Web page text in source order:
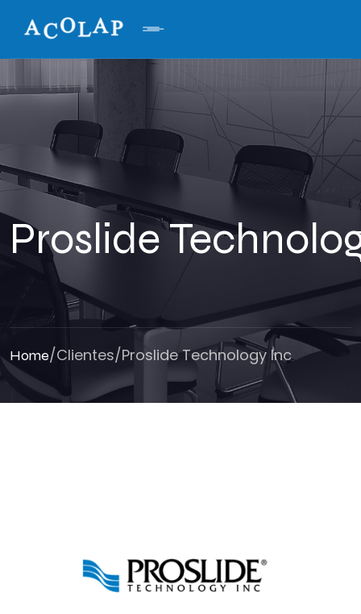
Proslide
Home/Clientes/Proslide Technology Inc